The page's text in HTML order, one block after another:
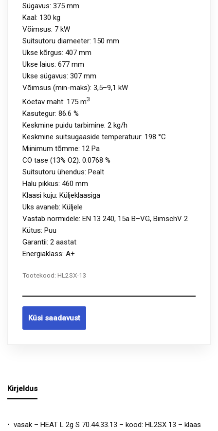
Sügavus: 375 mm
Kaal: 130 kg
Võimsus: 7 kW
Suitsutoru diameeter: 150 mm
Ukse kõrgus: 407 mm
Ukse laius: 677 mm
Ukse sügavus: 307 mm
Võimsus (min-maks): 3,5–9,1 kW
Köetav maht: 175 m3
Kasutegur: 86.6 %
Keskmine puidu tarbimine: 2 kg/h
Keskmine suitsugaaside temperatuur: 198 °C
Miinimum tõmme: 12 Pa
CO tase (13% O2): 0.0768 %
Suitsutoru ühendus: Pealt
Halu pikkus: 460 mm
Klaasi kuju: Küljeklaasiga
Uks avaneb: Küljele
Vastab normidele: EN 13 240, 15a B–VG, BimschV 2
Kütus: Puu
Garantii: 2 aastat
Energiaklass: A+
Tootekood: HL2SX-13
Küsi saadavust
Kirjeldus
• vasak – HEAT L 2g S 70.44.33.13 – kood: HL2SX 13 – klaas